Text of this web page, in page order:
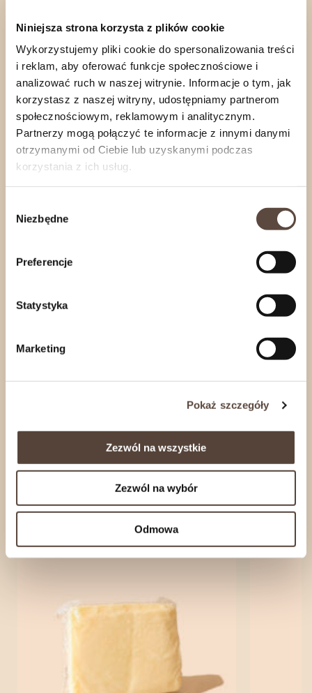
Niniejsza strona korzysta z plików cookie
Wykorzystujemy pliki cookie do spersonalizowania treści
i reklam, aby oferować funkcje społecznościowe i
analizować ruch w naszej witrynie. Informacje o tym, jak
korzystasz z naszej witryny, udostępniamy partnerom
społecznościowym, reklamowym i analitycznym.
Partnerzy mogą połączyć te informacje z innymi danymi
otrzymanymi od Ciebie lub uzyskanymi podczas
korzystania z ich usług.
zgody
Niezbędne
Preferencje
Statystyka
Marketing
Pokaż szczegóły
Zezwól na wszystkie
Zezwól na wybór
Odmowa
śródziemnomorskie dodatki.
Bez sztucznych dodatków
– tylko naturalne
składniki i tradycyjna receptura.
Wszechstronne zastosowanie– świetny jako ser
do sałatek, przekąsek i ciepłych dań.
Oryginalny produkt z Holandii –
prosto od sprawdzonego producenta.
zapotrzebowania Naszych Klientów.
Jeśli zależy Ci na konkretnym terminie realizacji,
Informacje o produkcie
zobacz również